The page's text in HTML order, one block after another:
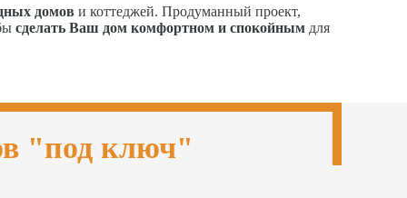
домов и коттеджей. Продуманный проект,
сделать Ваш дом комфортном и спокойным для
"под ключ"